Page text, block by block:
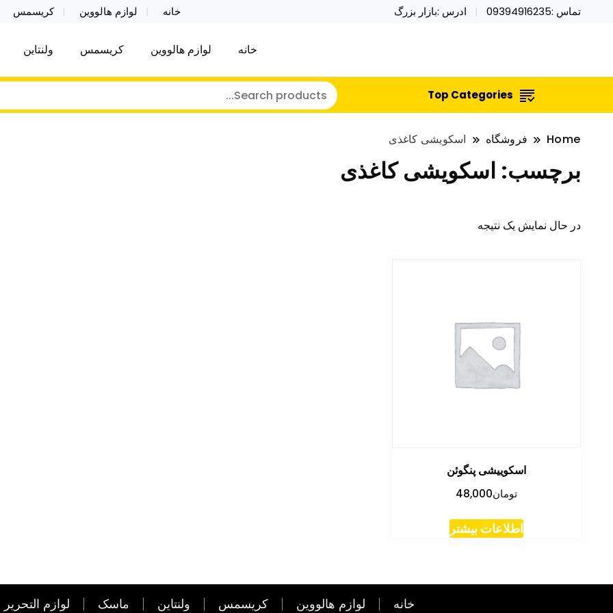
تماس :09394916235 ادرس :بازار بزرگ خانه لوازم هالووین کریسمس
نایکر توی فروش عمده لوازم هالووین ولن تاین کادویی کریسمس اکسسوری
خرید محصولات خاص فیجت اسباب بازی تراول ماگ نایکر توی فروش عمده لوازم هالووین ولن تاین کادویی
خانه لوازم هالووین کریسمس ولنتاین
Top Categories
Home فروشگاه اسکویشی کاغذی
برچسب: اسکویشی کاغذی
در حال نمایش یک نتیجه
اسکوییشی پنگوئن
تومان48,000
اطلاعات بیشتر
خانه لوازم هالووین کریسمس ولنتاین ماسک لوازم التحریر